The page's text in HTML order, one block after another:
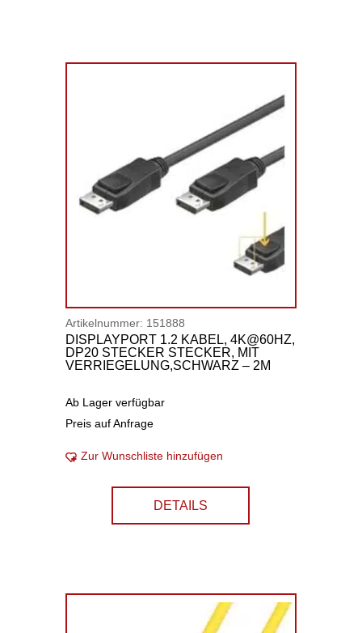
Artikelnummer: 151888
DISPLAYPORT 1.2 KABEL, 4K@60HZ,
DP20 STECKER STECKER, MIT
VERRIEGELUNG,SCHWARZ – 2M
Ab Lager verfügbar
Preis auf Anfrage
Zur Wunschliste hinzufügen
DETAILS